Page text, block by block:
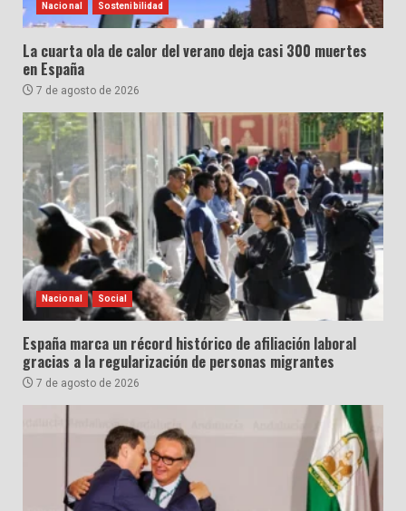
Nacional Sostenibilidad
La cuarta ola de calor del verano deja casi 300 muertes
en España
7 de agosto de 2026
Nacional Social
España marca un récord histórico de afiliación laboral
gracias a la regularización de personas migrantes
7 de agosto de 2026